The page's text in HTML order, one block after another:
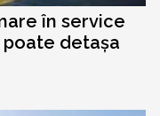
în service
detașa